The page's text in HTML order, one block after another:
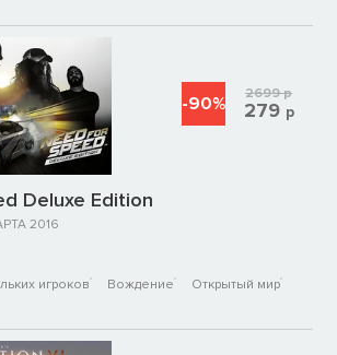
Deluxe Edition
2016
игроков Вождение
Открытый мир
-90% 2699р
279 р